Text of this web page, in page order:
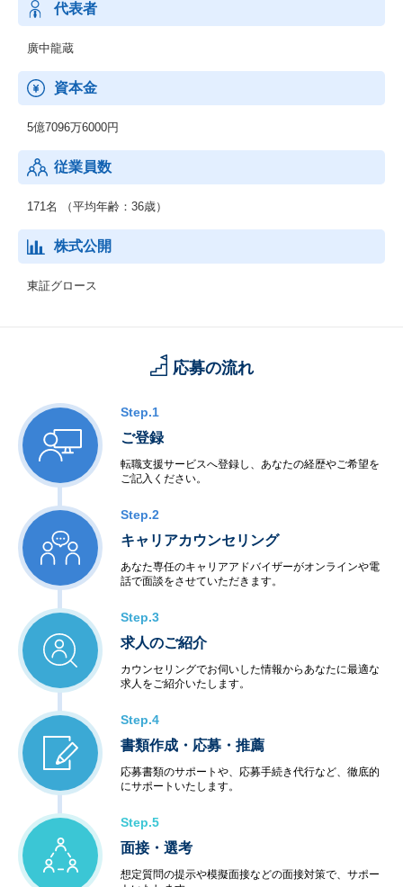
代表者
廣中龍蔵
資本金
5億7096万6000円
従業員数
171名 （平均年齢：36歳）
株式公開
東証グロース
応募の流れ
Step.1
ご登録
転職支援サービスへ登録し、あなたの経歴やご希望を
ご記入ください。
Step.2
キャリアカウンセリング
あなた専任のキャリアアドバイザーがオンラインや電
話で面談をさせていただきます。
Step.3
求人のご紹介
カウンセリングでお伺いした情報からあなたに最適な
求人をご紹介いたします。
Step.4
書類作成・応募・推薦
応募書類のサポートや、応募手続き代行など、徹底的
にサポートいたします。
Step.5
面接・選考
想定質問の提示や模擬面接などの面接対策で、サポー